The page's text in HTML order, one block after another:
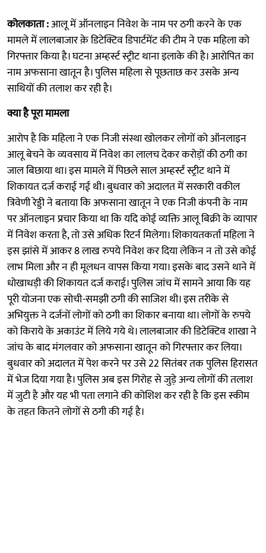
कोलकाता :आलू में ऑनलाइन निवेश के नाम पर ठगी करने के एक
मामले में लालबाजार क़े डिटेक्टिव डिपार्टमेंट की टीम ने एक महिला को
गिरफ्तार किया है। घटना अम्हर्स्ट स्ट्रीट थाना इलाके की है। आरोपित का
नाम अफसाना खातून है। पुलिस महिला से पूछताछ कर उसके अन्य
साथियों की तलाश कर रही है।
क्या है पूरा मामला
आरोप है कि महिला ने एक निजी संस्था खोलकर लोगों को ऑनलाइन
आलू बेचने के व्यवसाय में निवेश का लालच देकर करोड़ों की ठगी का
जाल बिछाया था। इस मामले में पिछले साल अम्हर्स्ट स्ट्रीट थाने में
शिकायत दर्ज कराई गई थी। बुधवार को अदालत में सरकारी वकील
त्रिवेणी रेड्डी ने बताया कि अफसाना खातून ने एक निजी कंपनी के नाम
पर ऑनलाइन प्रचार किया था कि यदि कोई व्यक्ति आलू बिक्री के व्यापार
में निवेश करता है, तो उसे अधिक रिटर्न मिलेगा। शिकायतकर्ता महिला ने
इस झांसे में आकर 8 लाख रुपये निवेश कर दिया लेकिन न तो उसे कोई
लाभ मिला और न ही मूलधन वापस किया गया। इसके बाद उसने थाने में
धोखाधड़ी की शिकायत दर्ज कराई। पुलिस जांच में सामने आया कि यह
पूरी योजना एक सोची-समझी ठगी की साजिश थी। इस तरीके से
अभियुक्त ने दर्जनों लोगों को ठगी का‌ शिकार बनाया था। लोगों के रुपये
को किराये के अकाउंट में लिये गये थे। लालबाजार की डिटेक्टिव शाखा ने
जांच के बाद मंगलवार को अफसाना खातून को गिरफ्तार कर लिया।
बुधवार को अदालत में पेश करने पर उसे 22 सितंबर तक पुलिस हिरासत
में भेज दिया गया है। पुलिस अब इस गिरोह से जुड़े अन्य लोगों की तलाश
में जुटी है और यह भी पता लगाने की कोशिश कर रही है कि इस स्कीम
के तहत कितने लोगों से ठगी की गई है।